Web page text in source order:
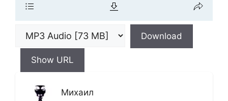
Download
Show URL
Михаил